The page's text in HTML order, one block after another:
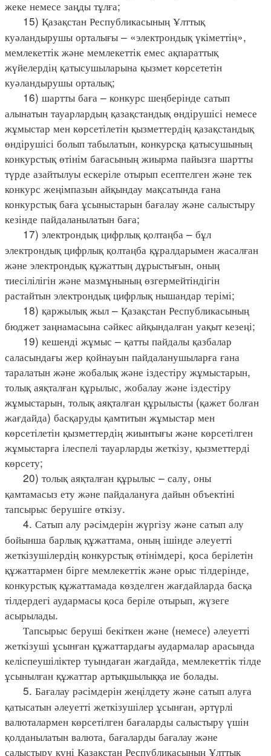
жеке немесе заңды тұлға;
15) Қазақстан Республикасының Ұлттық
куәландырушы орталығы – «электрондық үкіметтің»,
мемлекеттік және мемлекеттік емес ақпараттық
жүйелердің қатысушыларына қызмет көрсететін
куәландырушы орталық;
16) шартты баға – конкурс шеңберінде сатып
алынатын тауарлардың қазақстандық өндірушісі немесе
жұмыстар мен көрсетілетін қызметтердің қазақстандық
өндірушісі болып табылатын, конкурсқа қатысушының
конкурстық өтінім бағасының жиырма пайызға шартты
түрде азайтылуы ескеріле отырып есептелген және тек
конкурс жеңімпазын айқындау мақсатында ғана
конкурстық баға ұсыныстарын бағалау және салыстыру
кезінде пайдаланылатын баға;
17) электрондық цифрлық қолтаңба – бұл
электрондық цифрлық қолтаңба құралдарымен жасалған
және электрондық құжаттың дұрыстығын, оның
тиесілілігін және мазмұнының өзгермейтіндігін
растайтын электрондық цифрлық нышандар терімі;
18) қаржылық жыл – Қазақстан Республикасының
бюджет заңнамасына сәйкес айқындалған уақыт кезеңі;
19) кешенді жұмыс – қатты пайдалы қазбалар
саласындағы жер қойнауын пайдаланушыларға ғана
таралатын және жобалық және іздестіру жұмыстарын,
толық аяқталған құрылыс, жобалау және іздестіру
жұмыстарын, толық аяқталған құрылысты (қажет болған
жағдайда) басқаруды қамтитын жұмыстар мен
көрсетілетін қызметтердің жиынтығы және көрсетілген
жұмыстарға ілеспелі тауарларды жеткізу, қызметтерді
көрсету;
20) толық аяқталған құрылыс – салу, оны
қамтамасыз ету және пайдалануға дайын объектіні
тапсырыс берушіге өткізу.
4. Сатып алу рәсімдерін жүргізу және сатып алу
бойынша барлық құжаттама, оның ішінде әлеуетті
жеткізушілердің конкурстық өтінімдері, қоса берілетін
құжаттармен бірге мемлекеттік және орыс тілдерінде,
конкурстық құжаттамада көзделген жағдайларда басқа
тілдердегі аудармасы қоса беріле отырып, жүзеге
асырылады.
Тапсырыс беруші бекіткен және (немесе) әлеуетті
жеткізуші ұсынған құжаттардағы аудармалар арасында
келіспеушіліктер туындаған жағдайда, мемлекеттік тілде
ұсынылған құжаттар артықшылыққа ие болады.
5. Бағалау рәсімдерін жеңілдету және сатып алуға
қатысатын әлеуетті жеткізушілер ұсынған, әртүрлі
валюталармен көрсетілген бағаларды салыстыру үшін
қолданылатын валюта, бағаларды бағалау және
салыстыру күні Қазақстан Республикасының Ұлттық